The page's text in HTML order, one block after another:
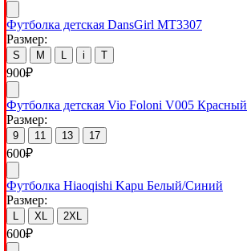
Футболка детская DansGirl MT3307
Размер:
S M i T
900₽
Футболка детская Vio Foloni V005 Красный
Размер:
9 11 13 17
600₽
Футболка Hiaoqishi Kapu Белый/Синий
Размер:
XL 2XL
600₽